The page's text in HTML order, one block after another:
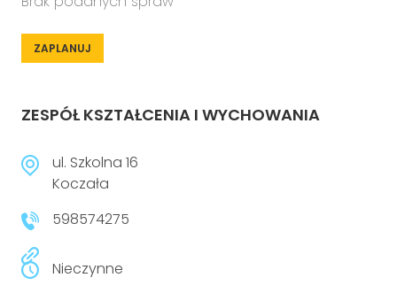
ZAPLANUJ
ZESPÓŁ KSZTAŁCENIA I WYCHOWANIA
ul. Szkolna 16
Koczała
598574275
Nieczynne